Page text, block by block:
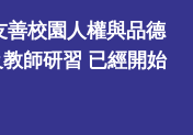
善校園人權與品德
師研習 已經開始